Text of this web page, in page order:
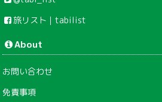
旅リスト｜tabilist
About
お問い合わせ
免責事項